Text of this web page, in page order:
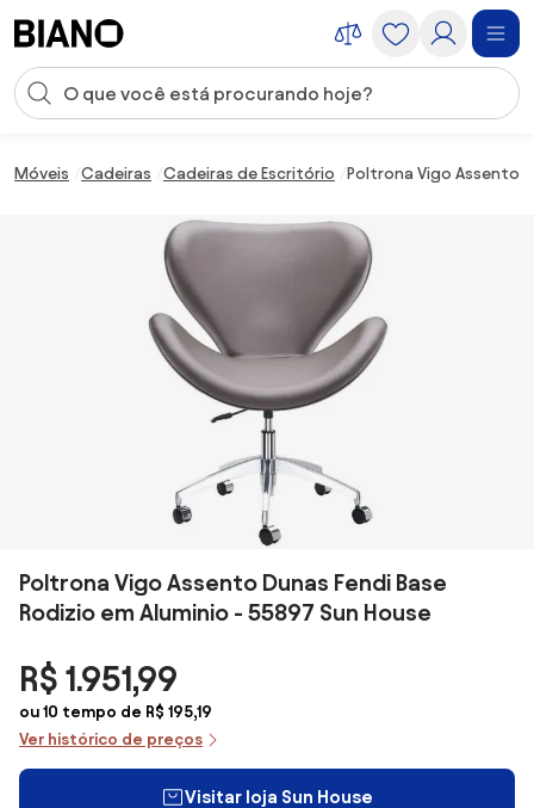
Entrada de pesquisa
Móveis Cadeiras Cadeiras de Escritório Poltrona Vigo Assento
Poltrona Vigo Assento Dunas Fendi Base
Rodizio em Aluminio - 55897 Sun House
R$ 1.951,99
ou 10 tempo de R$ 195,19
Ver histórico de preços
Visitar loja Sun House